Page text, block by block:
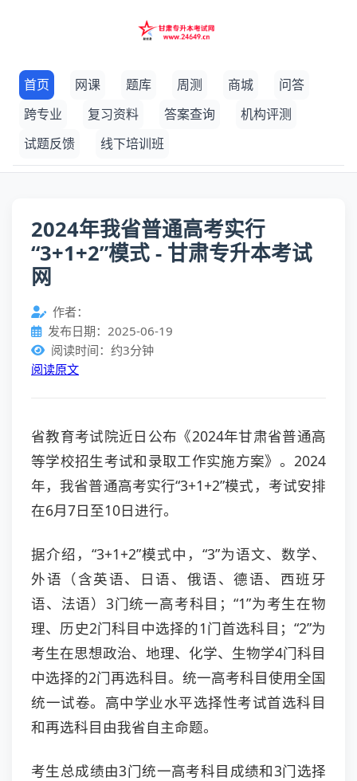
首页 网课 题库 周测 商城
问答
跨专业
复习资料 答案查询
机构评测
试题反馈
线下培训班
2024年我省普通高考实行
“3+1+2”模式 - 甘肃专升本考试
网
作者：
发布日期：2025-06-19
阅读时间：约3分钟
阅读原文
省教育考试院近日公布《2024年甘肃省普通高
等学校招生考试和录取工作实施方案》。2024
年，我省普通高考实行“3+1+2”模式，考试安排
在6月7日至10日进行。
据介绍，“3+1+2”模式中，“3”为语文、数学、
外语（含英语、日语、俄语、德语、西班牙
语、法语）3门统一高考科目；“1”为考生在物
理、历史2门科目中选择的1门首选科目；“2”为
考生在思想政治、地理、化学、生物学4门科目
中选择的2门再选科目。统一高考科目使用全国
统一试卷。高中学业水平选择性考试首选科目
和再选科目由我省自主命题。
考生总成绩由3门统一高考科目成绩和3门选择